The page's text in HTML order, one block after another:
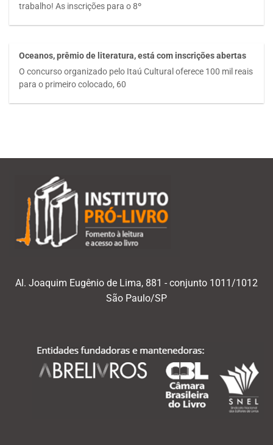
trabalho! As inscrições para o 8º
Oceanos, prêmio de literatura, está com inscrições abertas
O concurso organizado pelo Itaú Cultural oferece 100 mil reais
para o primeiro colocado, 60
Al. Joaquim Eugênio de Lima, 881 - conjunto 1011/1012
São Paulo/SP